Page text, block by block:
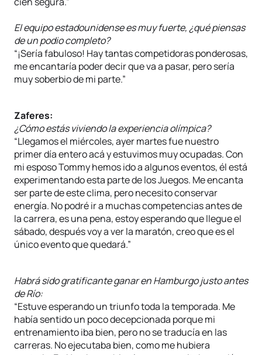
El equipo estadounidense es muy fuerte, ¿qué piensas
de un podio completo?
“¡Sería fabuloso! Hay tantas competidoras ponderosas,
me encantaría poder decir que va a pasar, pero sería
muy soberbio de mi parte.”
Zaferes:
¿Cómo estás viviendo la experiencia olímpica?
“Llegamos el miércoles, ayer martes fue nuestro
primer día entero acá y estuvimos muy ocupadas. Con
mi esposo Tommy hemos ido a algunos eventos, él está
experimentando esta parte de los Juegos. Me encanta
ser parte de este clima, pero necesito conservar
energía. No podré ir a muchas competencias antes de
la carrera, es una pena, estoy esperando que llegue el
sábado, después voy a ver la maratón, creo que es el
único evento que quedará.”
Habrá sido gratificante ganar en Hamburgo justo antes
de Río:
“Estuve esperando un triunfo toda la temporada. Me
había sentido un poco decepcionada porque mi
entrenamiento iba bien, pero no se traducía en las
carreras. No ejecutaba bien, como me hubiera